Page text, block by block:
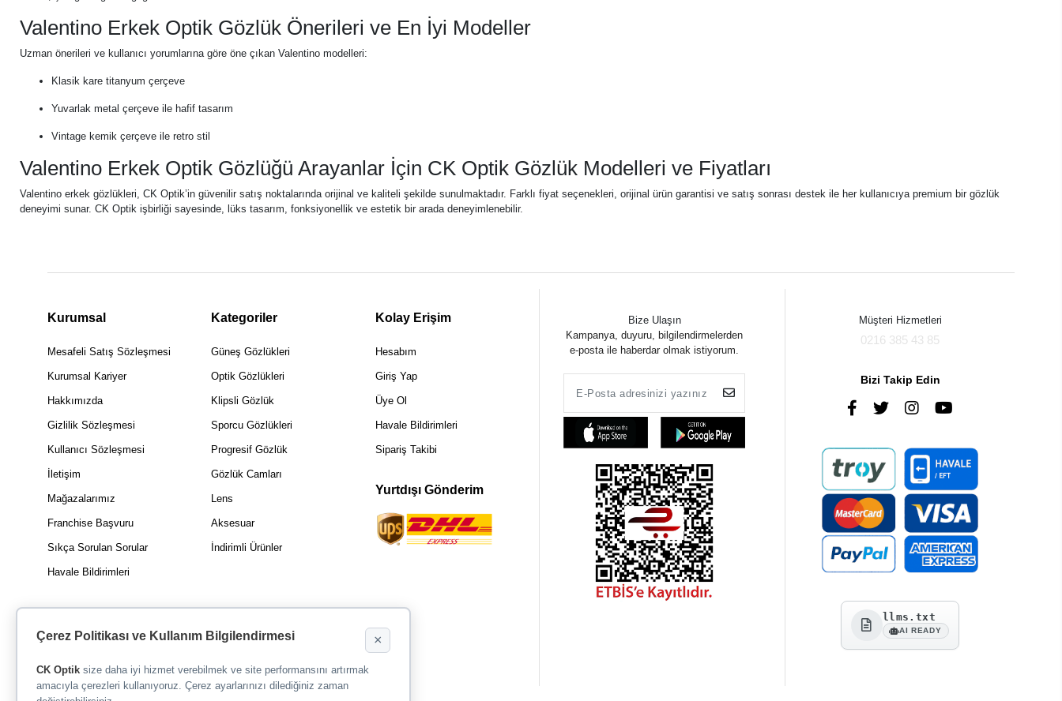
Valentino Erkek Optik Gözlük Önerileri ve En İyi Modeller
Uzman önerileri ve kullanıcı yorumlarına göre öne çıkan Valentino modelleri:
Klasik kare titanyum çerçeve
Yuvarlak metal çerçeve ile hafif tasarım
Vintage kemik çerçeve ile retro stil
Valentino Erkek Optik Gözlüğü Arayanlar İçin CK Optik Gözlük Modelleri ve Fiyatları
Valentino erkek gözlükleri, CK Optik’in güvenilir satış noktalarında orijinal ve kaliteli şekilde sunulmaktadır. Farklı fiyat seçenekleri, orijinal ürün garantisi ve satış sonrası destek ile her kullanıcıya premium bir gözlük
deneyimi sunar. CK Optik işbirliği sayesinde, lüks tasarım, fonksiyonellik ve estetik bir arada deneyimlenebilir.
Kurumsal
Mesafeli Satış Sözleşmesi
Kurumsal Kariyer
Hakkımızda
Gizlilik Sözleşmesi
Kullanıcı Sözleşmesi
İletişim
Mağazalarımız
Franchise Başvuru
Sıkça Sorulan Sorular
Havale Bildirimleri
Kategoriler
Güneş Gözlükleri
Optik Gözlükleri
Klipsli Gözlük
Sporcu Gözlükleri
Progresif Gözlük
Gözlük Camları
Lens
Aksesuar
İndirimli Ürünler
Kolay Erişim
Hesabım
Giriş Yap
Üye Ol
Havale Bildirimleri
Sipariş Takibi
Yurtdışı Gönderim
Bize Ulaşın
Kampanya, duyuru, bilgilendirmelerden
e-posta ile haberdar olmak istiyorum.
Müşteri Hizmetleri
0216 385 43 85
Bizi Takip Edin
llms.txt
AI READY
Çerez Politikası ve Kullanım Bilgilendirmesi ×
CK Optik size daha iyi hizmet verebilmek ve site performansını artırmak
amacıyla çerezleri kullanıyoruz. Çerez ayarlarınızı dilediğiniz zaman